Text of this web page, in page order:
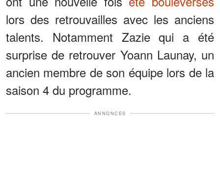
lors des retrouvailles avec les anciens
talents. Notamment Zazie qui a été
surprise de retrouver Yoann Launay, un
ancien membre de son équipe lors de la
saison 4 du programme.
ANNONCES